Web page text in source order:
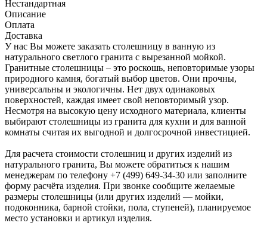
Нестандартная
Описание
Оплата
Доставка
У нас Вы можете заказать столешницу в ванную из
натурального светлого гранита с вырезанной мойкой.
Гранитные столешницы – это роскошь, неповторимые узоры
природного камня, богатый выбор цветов. Они прочны,
универсальны и экологичны. Нет двух одинаковых
поверхностей, каждая имеет свой неповторимый узор.
Несмотря на высокую цену исходного материала, клиенты
выбирают столешницы из гранита для кухни и для ванной
комнаты считая их выгодной и долгосрочной инвестицией.
Для расчета стоимости столешниц и других изделий из
натурального гранита, Вы можете обратиться к нашим
менеджерам по телефону +7 (499) 649-34-30 или заполните
форму расчёта изделия. При звонке сообщите желаемые
размеры столешницы (или других изделий — мойки,
подоконника, барной стойки, пола, ступеней), планируемое
место установки и артикул изделия.